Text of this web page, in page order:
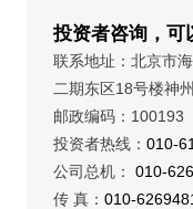
投资者咨询，可
联系地址：北京市
二期东区18号楼神
邮政编码：100193
投资者热线： 010-
公司总机： 010-
传 真： 010-